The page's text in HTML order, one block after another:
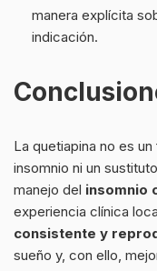
manera explícita
indicación.
La quetiapina no es
insomnio ni un
manejo del insomnio
experiencia clínica
consistente y
sueño y, con ello,